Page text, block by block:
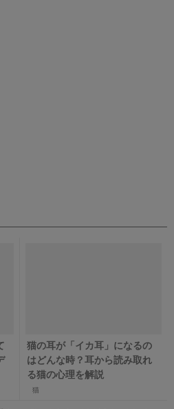
猫の耳が「イカ耳」になるの
はどんな時？耳から読み取れ
る猫の心理を解説
猫